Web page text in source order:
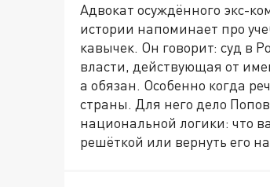
Адвокат осуждённого экс-
истории напоминает про
кавычек. Он говорит: суд в
власти, действующая от
а обязан. Особенно когда
страны. Для него дело
национальной логики: что
решёткой или вернуть его